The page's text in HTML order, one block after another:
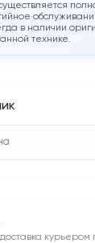
в наличии
технике.
курьером